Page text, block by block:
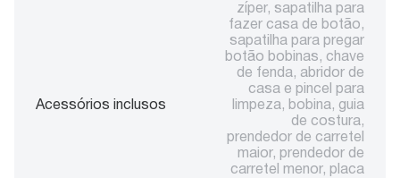
Acessórios inclusos
zíper, sapatilha para
fazer casa de botão,
sapatilha para pregar
botão bobinas, chave
de fenda, abridor de
casa e pincel para
limpeza, bobina, guia
de costura,
prendedor de carretel
maior, prendedor de
carretel menor, placa